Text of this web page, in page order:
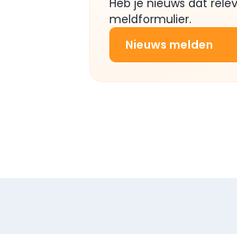
Heb je nieuws dat
meldformulier.
Nieuws melden